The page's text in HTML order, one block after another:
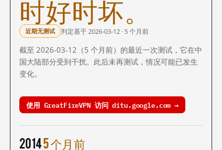
时好时坏。
近期无测试 判定基于 2026-03-12 · 5 个月前
截至 2026-03-12（5 个月前）的最近一次测试，它在中
国大陆部分受到干扰。此后未再测试，情况可能已发生
变化。
使用 GreatFireVPN 访问 ditu.google.com →
20145 个月前